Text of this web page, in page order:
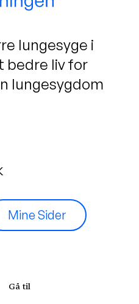
lungesyge i
bedre liv for
lungesygdom
Mine Sider
Gå til